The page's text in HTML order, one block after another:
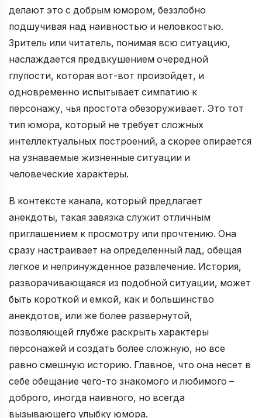
делают это с добрым юмором, беззлобно
подшучивая над наивностью и неловкостью.
Зритель или читатель, понимая всю ситуацию,
наслаждается предвкушением очередной
глупости, которая вот-вот произойдет, и
одновременно испытывает симпатию к
персонажу, чья простота обезоруживает. Это тот
тип юмора, который не требует сложных
интеллектуальных построений, а скорее опирается
на узнаваемые жизненные ситуации и
человеческие характеры.
В контексте канала, который предлагает
анекдоты, такая завязка служит отличным
приглашением к просмотру или прочтению. Она
сразу настраивает на определенный лад, обещая
легкое и непринужденное развлечение. История,
разворачивающаяся из подобной ситуации, может
быть короткой и емкой, как и большинство
анекдотов, или же более развернутой,
позволяющей глубже раскрыть характеры
персонажей и создать более сложную, но все
равно смешную историю. Главное, что она несет в
себе обещание чего-то знакомого и любимого –
доброго, иногда наивного, но всегда
вызывающего улыбку юмора.